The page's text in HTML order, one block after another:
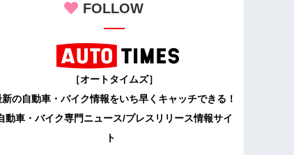
FOLLOW
［オートタイムズ］
新の自動車・バイク情報をいち早くキャッチできる！
動車・バイク専門ニュース/プレスリリース情報サイ
ト